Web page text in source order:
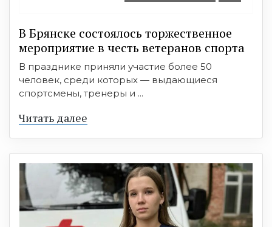
В Брянске состоялось торжественное
мероприятие в честь ветеранов спорта
В празднике приняли участие более 50
человек, среди которых — выдающиеся
спортсмены, тренеры и ...
Читать далее